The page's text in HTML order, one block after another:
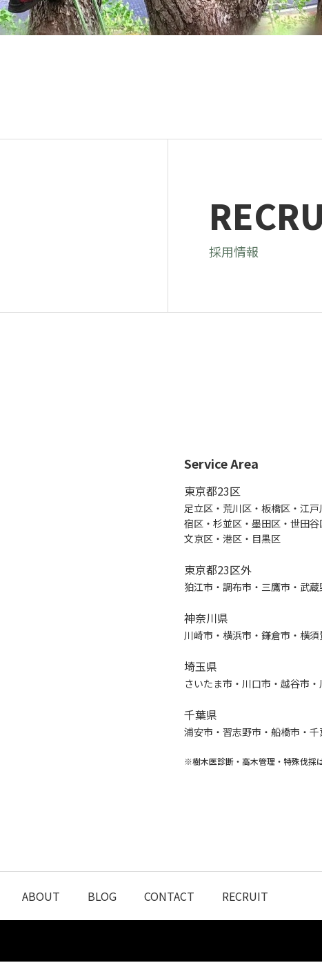
採用情報
Service Area
東京都23区
足立区・荒川区・板橋区・江
宿区・杉並区・墨田区・世田
文京区・港区・目黒区
東京都23区外
狛江市・調布市・三鷹市・武
神奈川県
川崎市・横浜市・鎌倉市・横
埼玉県
さいたま市・川口市・越谷市
千葉県
浦安市・習志野市・船橋市・
※樹木医診断・高木管理・特殊伐採
ABOUT BLOG CONTACT RECRUIT